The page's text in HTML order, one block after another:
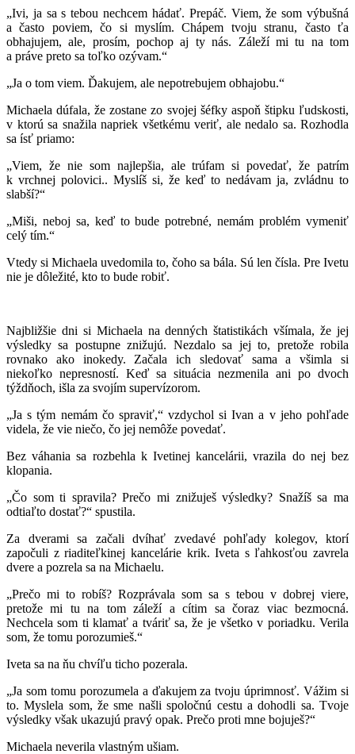
„Ivi, ja sa s tebou nechcem hádať. Prepáč. Viem, že som výbušná
a často poviem, čo si myslím. Chápem tvoju stranu, často ťa
obhajujem, ale, prosím, pochop aj ty nás. Záleží mi tu na tom
a práve preto sa toľko ozývam.“
„Ja o tom viem. Ďakujem, ale nepotrebujem obhajobu.“
Michaela dúfala, že zostane zo svojej šéfky aspoň štipku ľudskosti,
v ktorú sa snažila napriek všetkému veriť, ale nedalo sa. Rozhodla
sa ísť priamo:
„Viem, že nie som najlepšia, ale trúfam si povedať, že patrím
k vrchnej polovici.. Myslíš si, že keď to nedávam ja, zvládnu to
slabší?“
„Miši, neboj sa, keď to bude potrebné, nemám problém vymeniť
celý tím.“
Vtedy si Michaela uvedomila to, čoho sa bála. Sú len čísla. Pre Ivetu
nie je dôležité, kto to bude robiť.
Najbližšie dni si Michaela na denných štatistikách všímala, že jej
výsledky sa postupne znižujú. Nezdalo sa jej to, pretože robila
rovnako ako inokedy. Začala ich sledovať sama a všimla si
niekoľko nepresností. Keď sa situácia nezmenila ani po dvoch
týždňoch, išla za svojím supervízorom.
„Ja s tým nemám čo spraviť,“ vzdychol si Ivan a v jeho pohľade
videla, že vie niečo, čo jej nemôže povedať.
Bez váhania sa rozbehla k Ivetinej kancelárii, vrazila do nej bez
klopania.
„Čo som ti spravila? Prečo mi znižuješ výsledky? Snažíš sa ma
odtiaľto dostať?“ spustila.
Za dverami sa začali dvíhať zvedavé pohľady kolegov, ktorí
započuli z riaditeľkinej kancelárie krik. Iveta s ľahkosťou zavrela
dvere a pozrela sa na Michaelu.
„Prečo mi to robíš? Rozprávala som sa s tebou v dobrej viere,
pretože mi tu na tom záleží a cítim sa čoraz viac bezmocná.
Nechcela som ti klamať a tváriť sa, že je všetko v poriadku. Verila
som, že tomu porozumieš.“
Iveta sa na ňu chvíľu ticho pozerala.
„Ja som tomu porozumela a ďakujem za tvoju úprimnosť. Vážim si
to. Myslela som, že sme našli spoločnú cestu a dohodli sa. Tvoje
výsledky však ukazujú pravý opak. Prečo proti mne bojuješ?“
Michaela neverila vlastným ušiam.